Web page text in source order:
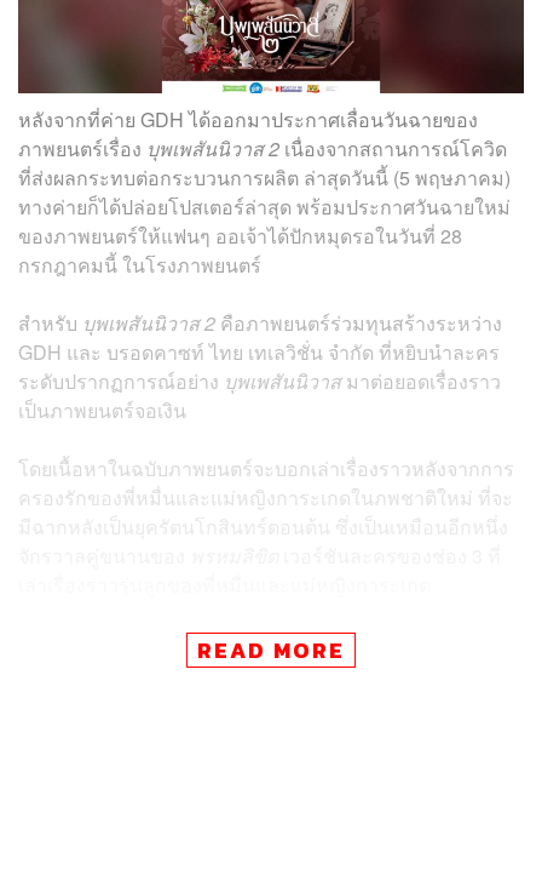
หลังจากที่ค่าย GDH ได้ออกมาประกาศเลื่อนวันฉายของ
ภาพยนตร์เรื่อง บุพเพสันนิวาส 2 เนื่องจากสถานการณ์โควิด
ที่ส่งผลกระทบต่อกระบวนการผลิต ล่าสุดวันนี้ (5 พฤษภาคม)
ทางค่ายก็ได้ปล่อยโปสเตอร์ล่าสุด พร้อมประกาศวันฉายใหม่
ของภาพยนตร์ให้แฟนๆ ออเจ้าได้ปักหมุดรอในวันที่ 28
กรกฎาคมนี้ ในโรงภาพยนตร์
สำหรับ บุพเพสันนิวาส 2 คือภาพยนตร์ร่วมทุนสร้างระหว่าง
GDH และ บรอดคาซท์ ไทย เทเลวิชั่น จำกัด ที่หยิบนำละคร
ระดับปรากฏการณ์อย่าง บุพเพสันนิวาสมาต่อยอดเรื่องราว
เป็นภาพยนตร์จอเงิน
โดยเนื้อหาในฉบับภาพยนตร์จะบอกเล่าเรื่องราวหลังจากการ
ครองรักของพี่หมื่นและแม่หญิงการะเกดในภพชาติใหม่ ที่จะ
มีฉากหลังเป็นยุครัตนโกสินทร์ตอนต้น ซึ่งเป็นเหมือนอีกหนึ่ง
READ MORE